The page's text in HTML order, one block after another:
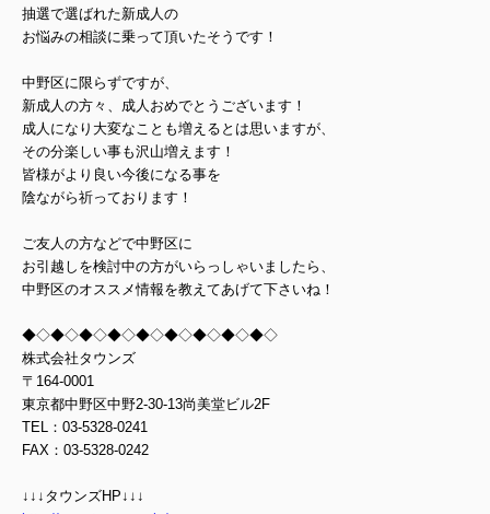
抽選で選ばれた新成人の
お悩みの相談に乗って頂いたそうです！
中野区に限らずですが、
新成人の方々、成人おめでとうございます！
成人になり大変なことも増えるとは思いますが、
その分楽しい事も沢山増えます！
皆様がより良い今後になる事を
陰ながら祈っております！
ご友人の方などで中野区に
お引越しを検討中の方がいらっしゃいましたら、
中野区のオススメ情報を教えてあげて下さいね！
◆◇◆◇◆◇◆◇◆◇◆◇◆◇◆◇◆◇
株式会社タウンズ
〒164-0001
東京都中野区中野2-30-13尚美堂ビル2F
TEL：03-5328-0241
FAX：03-5328-0242
↓↓↓タウンズHP↓↓↓